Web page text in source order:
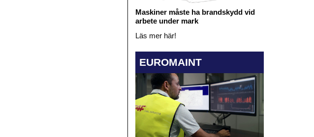
Maskiner måste ha brandskydd vid
arbete under mark
Läs mer här!
EUROMAINT